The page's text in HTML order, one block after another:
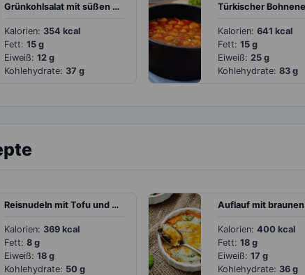
Grünkohlsalat mit süßen Nüssen
Kalorien: 354 kcal
Fett: 15 g
Eiweiß: 12 g
Kohlehydrate: 37 g
Türkischer
Kalorien: 641 kcal
Fett: 15 g
Eiweiß: 25 g
Kohlehydrate: 83 g
Reisnudeln mit Tofu und Gemüse
Kalorien: 369 kcal
Fett: 8 g
Eiweiß: 18 g
Kohlehydrate: 50 g
Kalorien: 400 kcal
Fett: 18 g
Eiweiß: 17 g
Kohlehydrate: 36 g